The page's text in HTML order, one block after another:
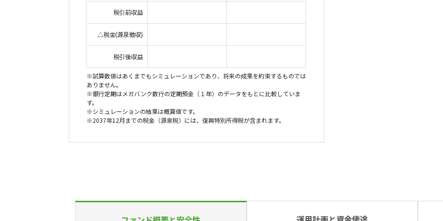
税引前収益
△税金(源泉徴収)
税引後収益
※試算数値はあくまでもシミュレーションであり、将来の成果を約束するものでは
ありません。
※銀行定期はメガバンク数行の定期預金（１年）のデータをもとに比較していま
す。
※シミュレーションの結果は概算値です。
※2037年12月までの税金（源泉税）には、復興特別所得税が含まれます。